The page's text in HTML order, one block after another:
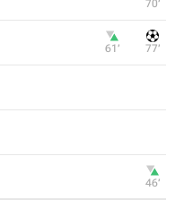
70‎’‎
61‎’‎ 77‎’‎
46‎’‎